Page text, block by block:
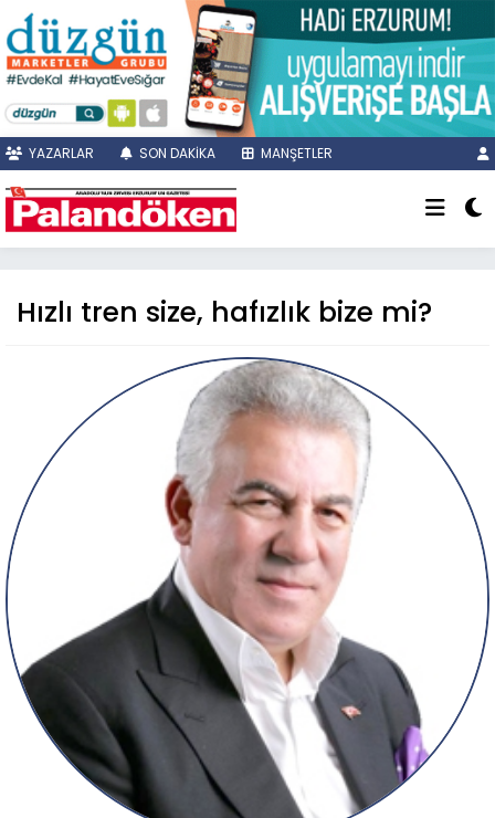
YAZARLAR SON DAKİKA MANŞETLER
Hızlı tren size, hafızlık bize mi?